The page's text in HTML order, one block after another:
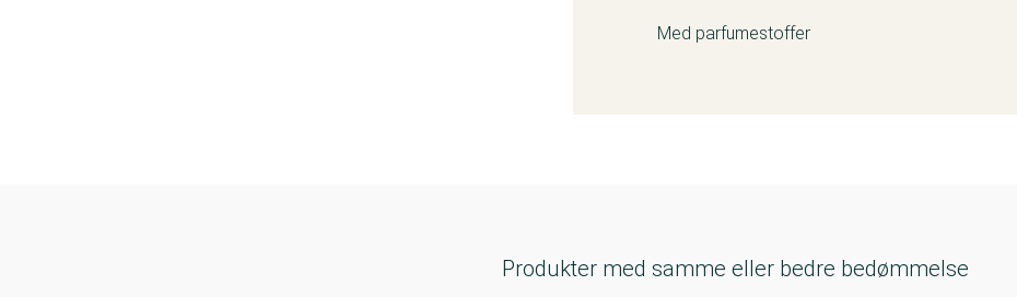
Med parfumestoffer
Produkter med samme eller bedre bedømmelse